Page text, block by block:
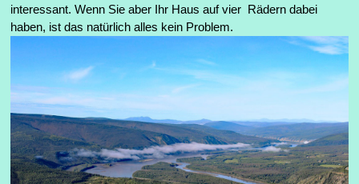
interessant. Wenn Sie aber Ihr Haus auf vier Rädern dabei
haben, ist das natürlich alles kein Problem.